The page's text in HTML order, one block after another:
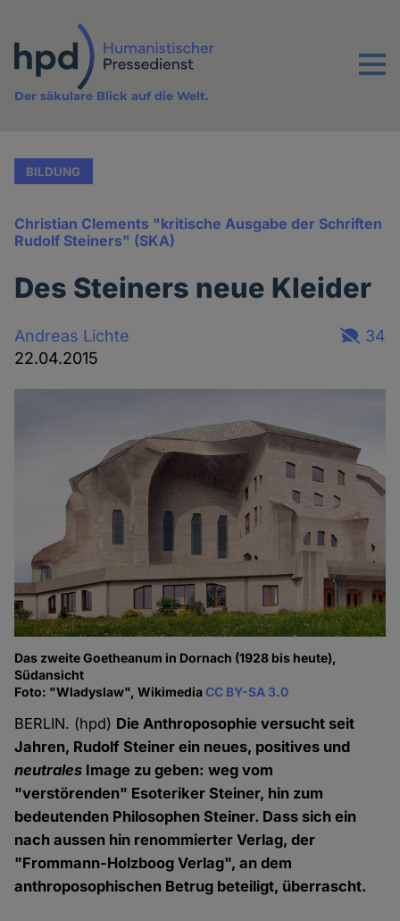
Inhalt
Menu
Der säkulare Blick auf die Welt.
BILDUNG
Christian Clements "kritische Ausgabe der Schriften
Rudolf Steiners" (SKA)
Des Steiners neue Kleider
Andreas Lichte
22.04.2015
34
Das zweite Goetheanum in Dornach (1928 bis heute),
Südansicht
Foto: "Wladyslaw", WikimediaCC BY-SA 3.0
BERLIN. (hpd) Die Anthroposophie versucht seit
Jahren, Rudolf Steiner ein neues, positives und
neutrales Image zu geben: weg vom
"verstörenden" Esoteriker Steiner, hin zum
bedeutenden Philosophen Steiner. Dass sich ein
nach aussen hin renommierter Verlag, der
"Frommann-Holzboog Verlag", an dem
anthroposophischen Betrug beteiligt, überrascht.